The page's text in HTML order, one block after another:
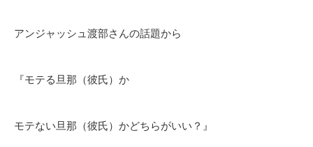
アンジャッシュ渡部さんの話題から
『モテる旦那（彼氏）か
モテない旦那（彼氏）かどちらがいい？』